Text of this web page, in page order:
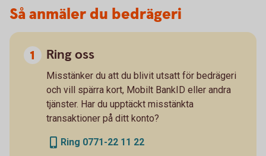
Så anmäler du bedrägeri
Ring oss
Misstänker du att du blivit utsatt för bedrägeri
och vill spärra kort, Mobilt BankID eller andra
tjänster. Har du upptäckt misstänkta
transaktioner på ditt konto?
Ring 0771-22 11 22